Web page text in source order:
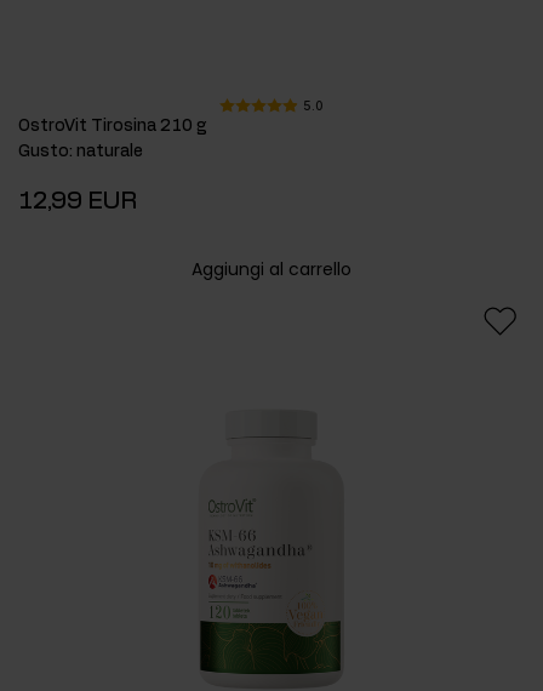
5.0
OstroVit Tirosina 210 g
Gusto: naturale
12,99 EUR
Aggiungi al carrello